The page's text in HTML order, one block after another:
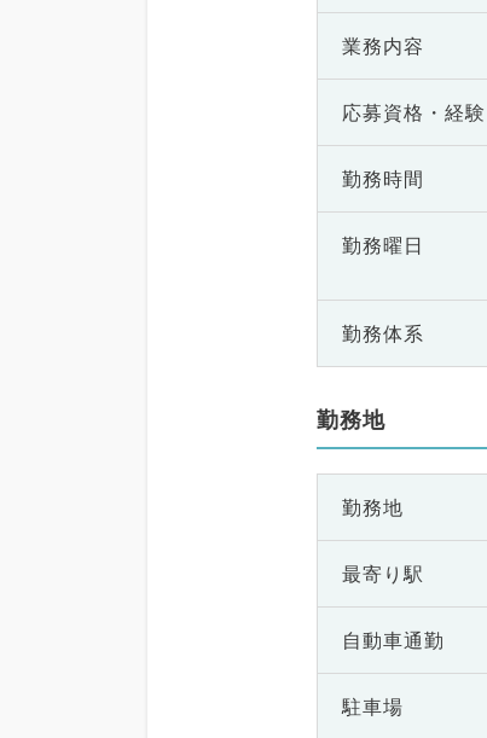
業務内容
応募資格・ 経験
勤務時間
勤務曜日
勤務体系
勤務地
勤務地
最寄り駅
自動車通勤
駐車場